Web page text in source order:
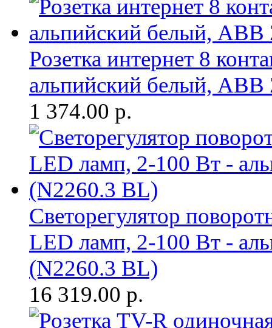
Розетка интернет 8
альпийский белый,
1 374.00 р.
Cветорегулятор
LED ламп, 2-100 Вт -
(N2260.3 BL)
16 319.00 р.